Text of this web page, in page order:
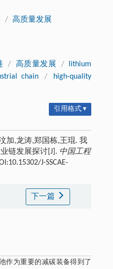
/ 高质量发展
/ 高质量发展 /
lithium
chain /
high-quality
引用格式 ▾
加,龙涛,郑国栋,王琨. 我
链发展探讨[J]. 中国工程
J-SSCAE-
下一篇
作为重要的减碳装备得到了